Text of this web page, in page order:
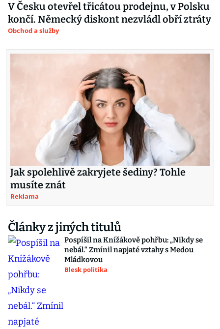
V Česku otevřel třicátou prodejnu, v Polsku
končí. Německý diskont nezvládl obří ztráty
Obchod a služby
Jak spolehlivě zakryjete šediny? Tohle
musíte znát
Reklama
Články z jiných titulů
Pospíšil na Knížákově pohřbu: „Nikdy se
nebál.“ Zmínil napjaté vztahy s Medou
Mládkovou
Blesk politika